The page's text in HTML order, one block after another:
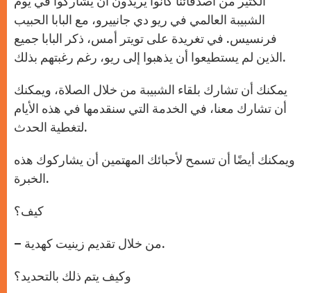
p e
r
k
الشبيبة العالمي في ريو دي جانييرو، مع البابا الحبيب
فرنسيس. في تغريدة على تويتر أمس، ذكر البابا جميع
الذين لم يستطيعوا أن يذهبوا إلى ريو، رغم رغبتهم بذلك.
يمكنك أن تشارك بلقاء الشبيبة من خلال الصلاة، ويمكنك
أن تشارك معنا، في الخدمة التي سنقدمها في هذه الأيام
لتغطية الحدث.
ويمكنك أيضًا أن تسمح لأحبائك المهتمين أن يشاركوك هذه
الخبرة.
كيف؟
– من خلال تقديم زينيت كهدية.
وكيف يتم ذلك بالتحديد؟